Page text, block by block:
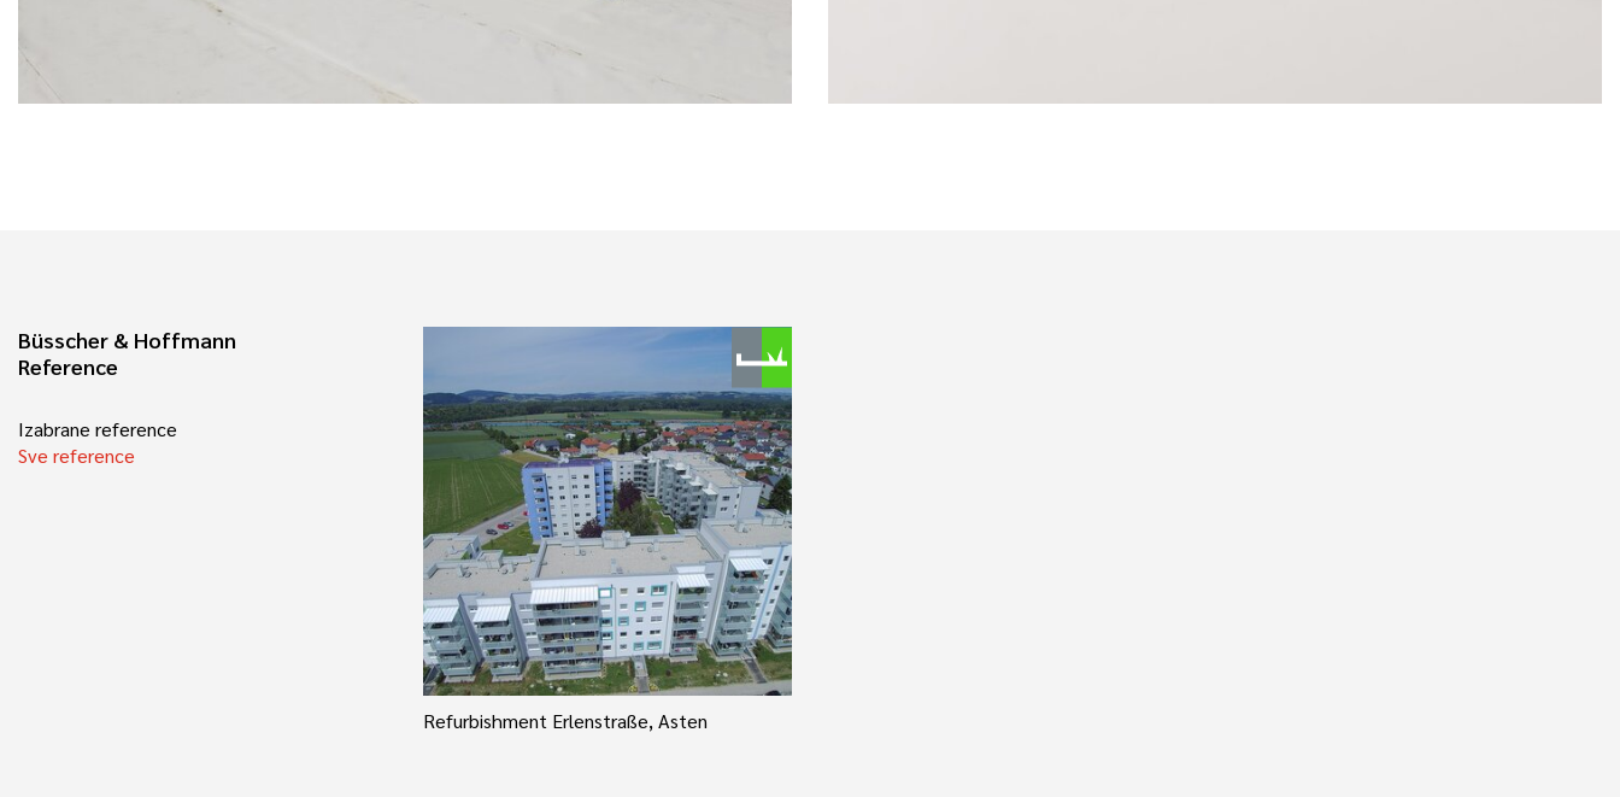
Büsscher & Hoffmann
Reference
Izabrane reference
Sve reference
Refurbishment Erlenstraße, Asten